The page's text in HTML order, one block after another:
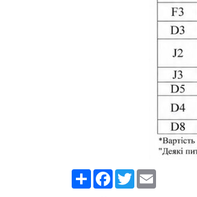
РесурсFacebook
Twitter